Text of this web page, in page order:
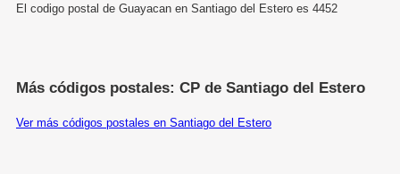
El codigo postal de Guayacan en Santiago del Estero es 4452
Más códigos postales: CP de Santiago del Estero
Ver más códigos postales en Santiago del Estero